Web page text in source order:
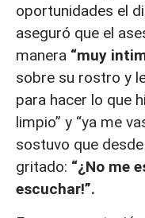
oportunidades el
aseguró que el
manera “muy
sobre su rostro y
para hacer lo que
limpio” y “ya me
sostuvo que
gritado: “¿No me
escuchar!”.